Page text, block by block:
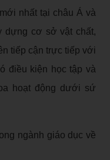
nhất tại châu Á và
dựng cơ sở vật chất,
tiếp cận trực tiếp với
điều kiện học tập và
hoạt động dưới sứ
ngành giáo dục về